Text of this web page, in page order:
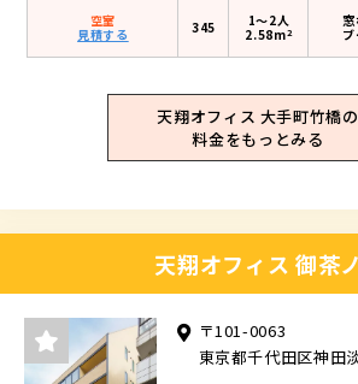
空室
見積する
345
1〜2人
2.58m2
窓
ブ
天翔オフィス 大手町竹橋の
料金をもっとみる
天翔オフィス 御茶
〒101-0063
東京都千代田区神田